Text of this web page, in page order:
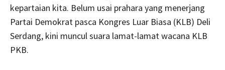
kepartaian kita. Belum usai prahara yang menerjang
Partai Demokrat pasca Kongres Luar Biasa (KLB) Deli
Serdang, kini muncul suara lamat-lamat wacana KLB
PKB.